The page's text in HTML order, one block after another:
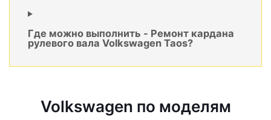
Где можно выполнить - Ремонт кардана
рулевого вала Volkswagen Taos?
Volkswagen по моделям